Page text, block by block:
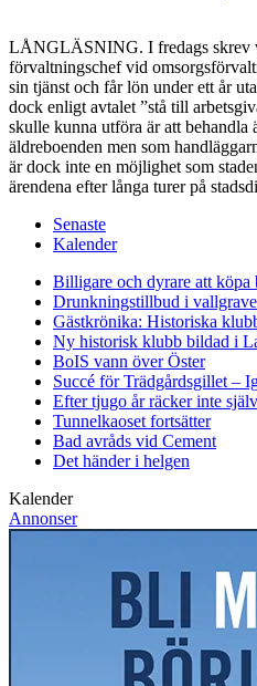
LÅNGLÄSNING. I fredags skrev
förvaltningschef vid
sin tjänst och får lön under ett år
dock enligt avtalet ”stå till
skulle kunna utföra är att behandla
äldreboenden men som
är dock inte en möjlighet som
ärendena efter långa turer på
Senaste
Kalender
Billigare och dyrare att köpa
Drunkningstillbud i
Gästkrönika: Historiska
Ny historisk klubb bildad i
BoIS vann över Öster
Succé för Trädgårdsgillet –
Efter tjugo år räcker inte
Tunnelkaoset fortsätter
Bad avråds vid Cement
Det händer i helgen
Kalender
Annonser